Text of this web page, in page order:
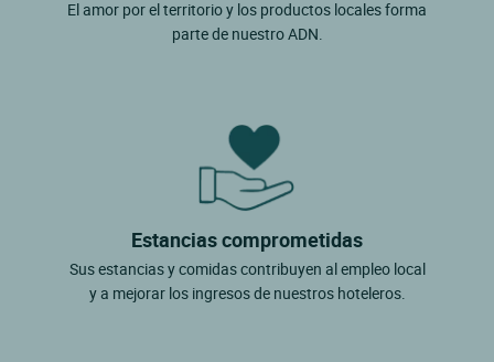
El amor por el territorio y los productos locales forma
parte de nuestro ADN.
Estancias comprometidas
Sus estancias y comidas contribuyen al empleo local
y a mejorar los ingresos de nuestros hoteleros.